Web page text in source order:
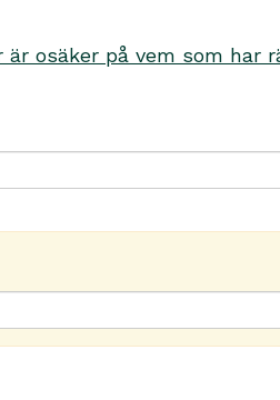
osäker på vem som har